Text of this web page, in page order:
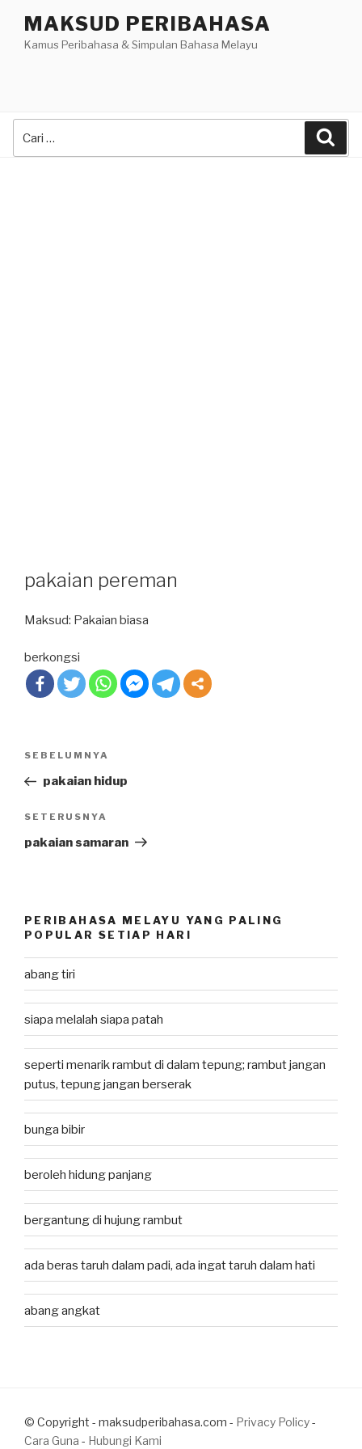
content
MAKSUD PERIBAHASA
Kamus Peribahasa & Simpulan Bahasa Melayu
pakaian pereman
Maksud: Pakaian biasa
berkongsi
Post
Previous
Post
SEBELUMNYA
pakaian hidup
Next
Post
SETERUSNYA
pakaian samaran
PERIBAHASA MELAYU YANG PALING
POPULAR SETIAP HARI
abang tiri
siapa melalah siapa patah
seperti menarik rambut di dalam tepung; rambut jangan
putus, tepung jangan berserak
bunga bibir
beroleh hidung panjang
bergantung di hujung rambut
ada beras taruh dalam padi, ada ingat taruh dalam hati
abang angkat
© Copyright - maksudperibahasa.com - Privacy Policy-
Cara Guna - Hubungi Kami